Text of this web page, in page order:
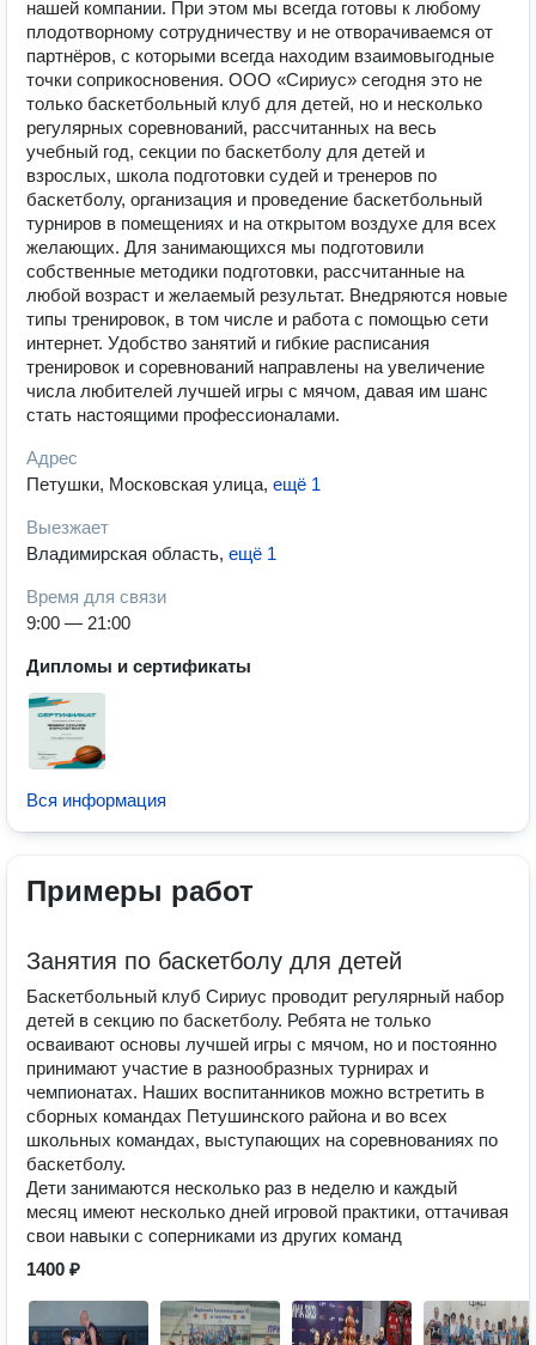
нашей компании. При этом мы всегда готовы к любому
плодотворному сотрудничеству и не отворачиваемся от
партнёров, с которыми всегда находим взаимовыгодные
точки соприкосновения. ООО «Сириус» сегодня это не
только баскетбольный клуб для детей, но и несколько
регулярных соревнований, рассчитанных на весь
учебный год, секции по баскетболу для детей и
взрослых, школа подготовки судей и тренеров по
баскетболу, организация и проведение баскетбольный
турниров в помещениях и на открытом воздухе для всех
желающих. Для занимающихся мы подготовили
собственные методики подготовки, рассчитанные на
любой возраст и желаемый результат. Внедряются новые
типы тренировок, в том числе и работа с помощью сети
интернет. Удобство занятий и гибкие расписания
тренировок и соревнований направлены на увеличение
числа любителей лучшей игры с мячом, давая им шанс
стать настоящими профессионалами.
Адрес
Петушки, Московская улица, ещё 1
Выезжает
Владимирская область, ещё 1
Время для связи
9:00 — 21:00
Дипломы и сертификаты
Вся информация
Примеры работ
Занятия по баскетболу для детей
Баскетбольный клуб Сириус проводит регулярный набор
детей в секцию по баскетболу. Ребята не только
осваивают основы лучшей игры с мячом, но и постоянно
принимают участие в разнообразных турнирах и
чемпионатах. Наших воспитанников можно встретить в
сборных командах Петушинского района и во всех
школьных командах, выступающих на соревнованиях по
баскетболу.
Дети занимаются несколько раз в неделю и каждый
месяц имеют несколько дней игровой практики, оттачивая
свои навыки с соперниками из других команд
1400 ₽